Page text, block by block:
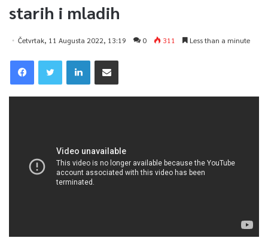
starih i mladih
Četvrtak, 11 Augusta 2022, 13:19 0 311 Less than a minute